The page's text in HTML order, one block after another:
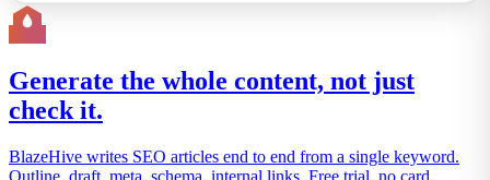
Generate the whole content, not just
check it.
BlazeHive writes SEO articles end to end from a single keyword.
Outline, draft, meta, schema, internal links. Free trial, no card.